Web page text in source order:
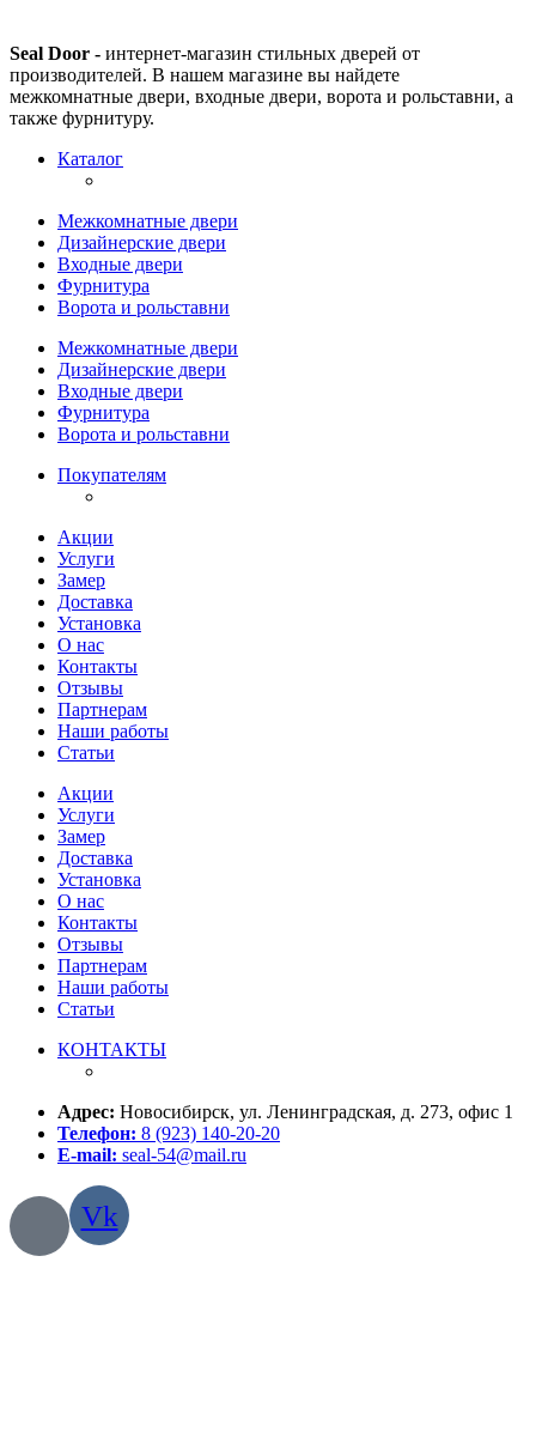
Seal Door - интернет-магазин стильных дверей от
производителей. В нашем магазине вы найдете
межкомнатные двери, входные двери, ворота и рольставни, а
также фурнитуру.
Каталог
Межкомнатные двери
Дизайнерские двери
Входные двери
Фурнитура
Ворота и рольставни
Межкомнатные двери
Дизайнерские двери
Входные двери
Фурнитура
Ворота и рольставни
Покупателям
Акции
Услуги
Замер
Доставка
Установка
О нас
Контакты
Отзывы
Партнерам
Наши работы
Статьи
Акции
Услуги
Замер
Доставка
Установка
О нас
Контакты
Отзывы
Партнерам
Наши работы
Статьи
КОНТАКТЫ
Адрес: Новосибирск, ул. Ленинградская, д. 273, офис 1
Телефон: 8 (923) 140-20-20
E-mail: seal-54@mail.ru
Vk